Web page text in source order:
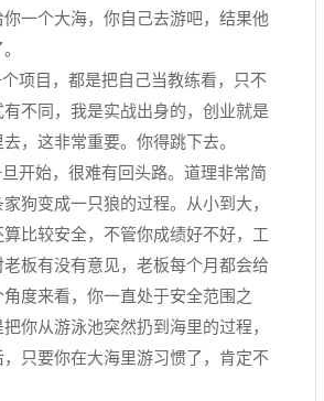
一个大海，你自己去游吧，结果他
项目，都是把自己当教练看，只不
不同，我是实战出身的，创业就是
，这非常重要。你得跳下去。
开始，很难有回头路。道理非常简
狗变成一只狼的过程。从小到大，
比较安全，不管你成绩好不好，工
板有没有意见，老板每个月都会给
度来看，你一直处于安全范围之
你从游泳池突然扔到海里的过程，
只要你在大海里游习惯了，肯定不